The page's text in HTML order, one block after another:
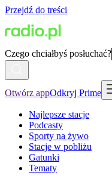
Przejdź do treści
Czego chciałbyś posłuchać?
Otwórz appOdkryj Prime
Najlepsze stacje
Podcasty
Sporty na żywo
Stacje w pobliżu
Gatunki
Tematy